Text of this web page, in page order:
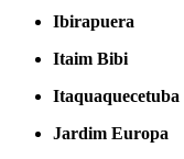
Ibirapuera
Itaim Bibi
Itaquaquecetuba
Jardim Europa